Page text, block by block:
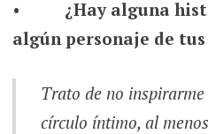
•
¿Hay alguna
algún personaje de
Trato de no
círculo íntimo, al